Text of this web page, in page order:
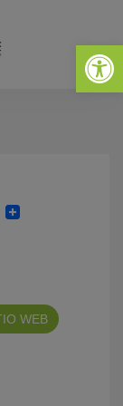
Abrir
WEB